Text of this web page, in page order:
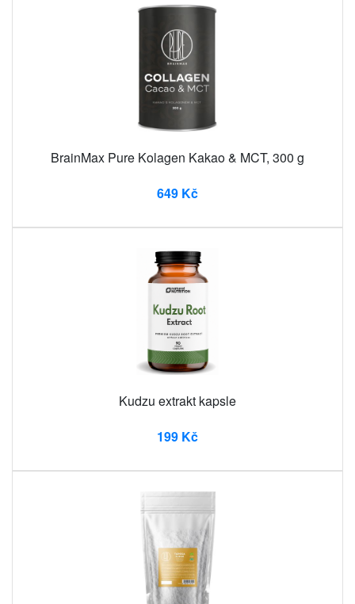
BrainMax Pure Kolagen Kakao & MCT, 300 g
649 Kč
Kudzu extrakt kapsle
199 Kč